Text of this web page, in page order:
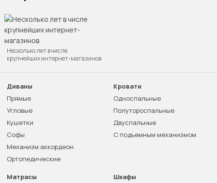
Несколько лет в числе
крупнейших интернет-магазинов
Диваны
Прямые
Угловые
Кушетки
Софы
Механизм аккордеон
Ортопедические
Кровати
Односпальные
Полутороспальные
Двуспальные
С подъемным механизмом
Матрасы
Шкафы